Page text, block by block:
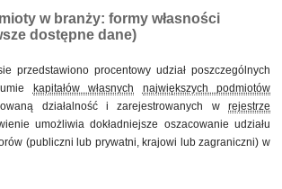
w branży: formy własności
dostępne dane)
przedstawiono procentowy udział poszczególnych
kapitałów własnych
największych podmiotów
działalność i zarejestrowanych w rejestrze
umożliwia dokładniejsze oszacowanie udziału
(publiczni lub prywatni, krajowi lub zagraniczni) w